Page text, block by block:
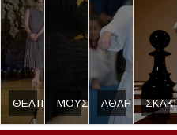
ΘΕΑΤΡΟ ΜΟΥΣΙΚΗΑΘΛΗΤΙΣΜΟΣ
ΣΚΑΚΙ